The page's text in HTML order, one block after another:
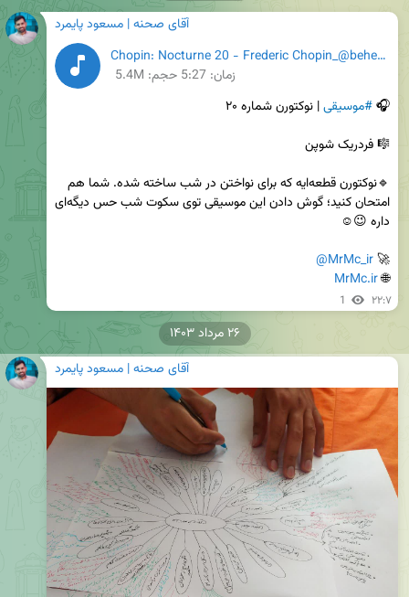
آقای صحنه | مسعود پایمرد
Chopin: Nocturne 20 - Frederic Chopin_@beheshtbikalam.mp3
زمان: 5:27 حجم: 5.4M
🎧 #موسیقی
🚀
@MrMc_ir
🌐
MrMc.ir
1 ۲۲:۷
آقای صحنه | مسعود پایمرد
۲۶ مرداد ۱۴۰۳